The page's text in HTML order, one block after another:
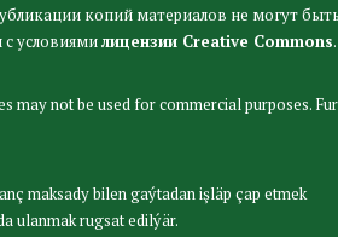
копий материалов не могут быть
с условиямилицензии Creative Commons.
may not be used for commercial purposes.
maksady bilen gaýtadan işläp çap etmek
ulanmak rugsat edilýär.